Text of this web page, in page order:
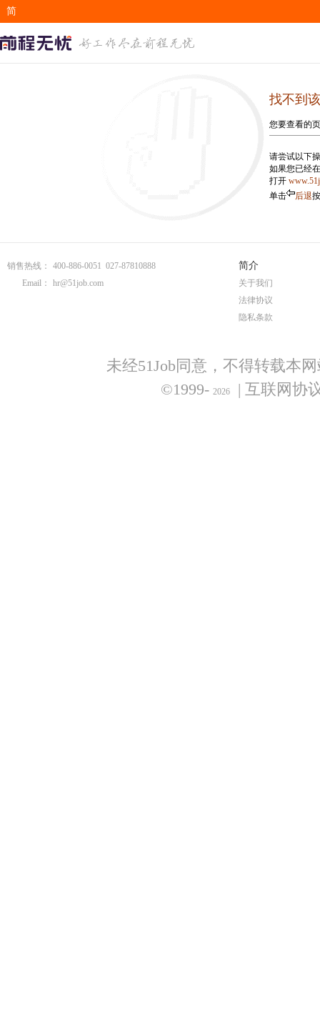
简
EN
找不到
您要查看的
请尝试以下
如果您已经
打开
单击
后退
销售热线：
400-886-0051 027-87810888
Email：
hr@51job.com
简介
关于我们
法律协议
隐私条款
未经51Job同意，不得转载本
©1999- 2026 | 互联网协